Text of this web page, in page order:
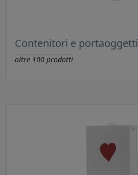
Contenitori e portaoggetti
oltre 100 prodotti